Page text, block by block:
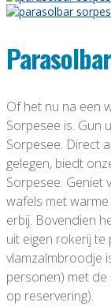
Of het nu na een
Sorpesee is. Gun
Sorpesee. Direct
gelegen, biedt
Sorpesee. Geniet
wafels met
erbij. Bovendien
uit eigen rokerij te
vlamzalmbroodje
personen) met
op reservering).